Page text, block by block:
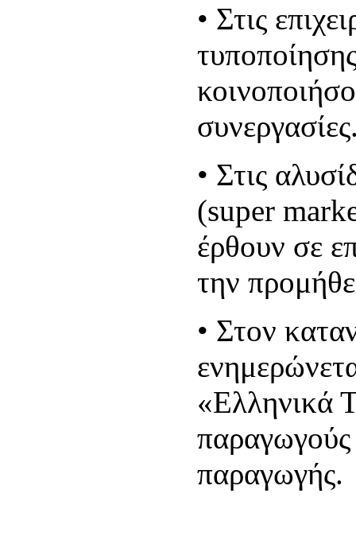
• Στις
• Στις
(super
έρθουν σε
την
• Στον
«Ελληνικά
παραγωγούς
παραγωγής.